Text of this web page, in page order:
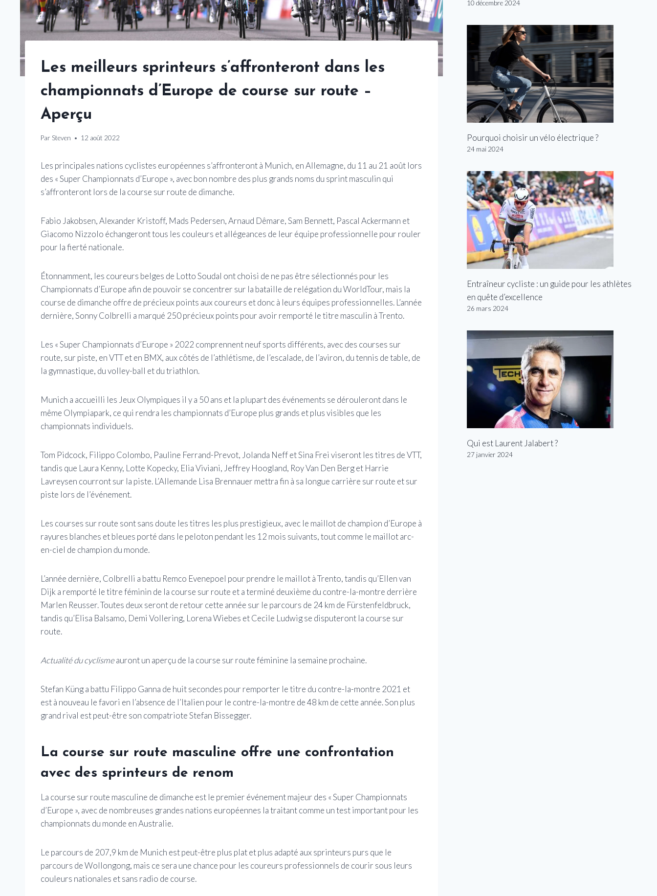
Les meilleurs sprinteurs s’affronteront dans les
championnats d’Europe de course sur route –
Aperçu
Par Steven 12 août 2022
Les principales nations cyclistes européennes s’affronteront à Munich, en Allemagne, du 11 au 21 août lors
des « Super Championnats d’Europe », avec bon nombre des plus grands noms du sprint masculin qui
s’affronteront lors de la course sur route de dimanche.
Fabio Jakobsen, Alexander Kristoff, Mads Pedersen, Arnaud Dêmare, Sam Bennett, Pascal Ackermann et
Giacomo Nizzolo échangeront tous les couleurs et allégeances de leur équipe professionnelle pour rouler
pour la fierté nationale.
Étonnamment, les coureurs belges de Lotto Soudal ont choisi de ne pas être sélectionnés pour les
Championnats d’Europe afin de pouvoir se concentrer sur la bataille de relégation du WorldTour, mais la
course de dimanche offre de précieux points aux coureurs et donc à leurs équipes professionnelles. L’année
dernière, Sonny Colbrelli a marqué 250 précieux points pour avoir remporté le titre masculin à Trento.
Les « Super Championnats d’Europe » 2022 comprennent neuf sports différents, avec des courses sur
route, sur piste, en VTT et en BMX, aux côtés de l’athlétisme, de l’escalade, de l’aviron, du tennis de table, de
la gymnastique, du volley-ball et du triathlon.
Munich a accueilli les Jeux Olympiques il y a 50 ans et la plupart des événements se dérouleront dans le
même Olympiapark, ce qui rendra les championnats d’Europe plus grands et plus visibles que les
championnats individuels.
Tom Pidcock, Filippo Colombo, Pauline Ferrand-Prevot, Jolanda Neff et Sina Frei viseront les titres de VTT,
tandis que Laura Kenny, Lotte Kopecky, Elia Viviani, Jeffrey Hoogland, Roy Van Den Berg et Harrie
Lavreysen courront sur la piste. L’Allemande Lisa Brennauer mettra fin à sa longue carrière sur route et sur
piste lors de l’événement.
Les courses sur route sont sans doute les titres les plus prestigieux, avec le maillot de champion d’Europe à
rayures blanches et bleues porté dans le peloton pendant les 12 mois suivants, tout comme le maillot arc-
en-ciel de champion du monde.
L’année dernière, Colbrelli a battu Remco Evenepoel pour prendre le maillot à Trento, tandis qu’Ellen van
Dijk a remporté le titre féminin de la course sur route et a terminé deuxième du contre-la-montre derrière
Marlen Reusser. Toutes deux seront de retour cette année sur le parcours de 24 km de Fürstenfeldbruck,
tandis qu’Elisa Balsamo, Demi Vollering, Lorena Wiebes et Cecile Ludwig se disputeront la course sur
route.
Actualité du cyclismeauront un aperçu de la course sur route féminine la semaine prochaine.
Stefan Küng a battu Filippo Ganna de huit secondes pour remporter le titre du contre-la-montre 2021 et
est à nouveau le favori en l’absence de l’Italien pour le contre-la-montre de 48 km de cette année. Son plus
grand rival est peut-être son compatriote Stefan Bissegger.
La course sur route masculine offre une confrontation
avec des sprinteurs de renom
La course sur route masculine de dimanche est le premier événement majeur des « Super Championnats
d’Europe », avec de nombreuses grandes nations européennes la traitant comme un test important pour les
championnats du monde en Australie.
Le parcours de 207,9 km de Munich est peut-être plus plat et plus adapté aux sprinteurs purs que le
parcours de Wollongong, mais ce sera une chance pour les coureurs professionnels de courir sous leurs
couleurs nationales et sans radio de course.
10 décembre 2024
Pourquoi choisir un vélo électrique ?
24 mai 2024
Entraîneur cycliste : un guide pour les athlètes
en quête d’excellence
26 mars 2024
Qui est Laurent Jalabert ?
27 janvier 2024